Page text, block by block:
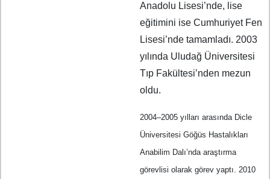
Anadolu Lisesi’nde, lise
eğitimini ise Cumhuriyet Fen
Lisesi’nde tamamladı. 2003
yılında Uludağ Üniversitesi
Tıp Fakültesi’nden mezun
oldu.
2004–2005 yılları arasında Dicle
Üniversitesi Göğüs Hastalıkları
Anabilim Dalı’nda araştırma
görevlisi olarak görev yaptı. 2010